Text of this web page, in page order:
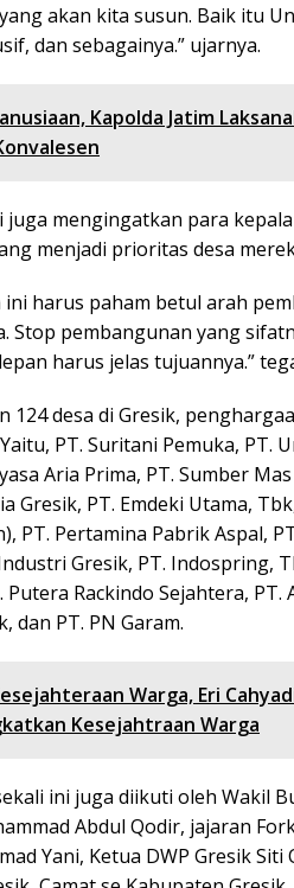
akan kita susun. Baik itu
dan sebagainya.” ujarnya.
Kapolda Jatim
juga mengingatkan para
menjadi prioritas desa
ini harus paham betul arah
Stop pembangunan yang
harus jelas tujuannya.”
124 desa di Gresik,
PT. Suritani Pemuka, PT.
Aria Prima, PT. Sumber
Gresik, PT. Emdeki Utama,
PT. Pertamina Pabrik Aspal,
Gresik, PT. Indospring,
Rackindo Sejahtera, PT.
dan PT. PN Garam.
Warga, Eri
Kesejahtraan Warga
ini juga diikuti oleh Wakil
Abdul Qodir, jajaran
Yani, Ketua DWP Gresik